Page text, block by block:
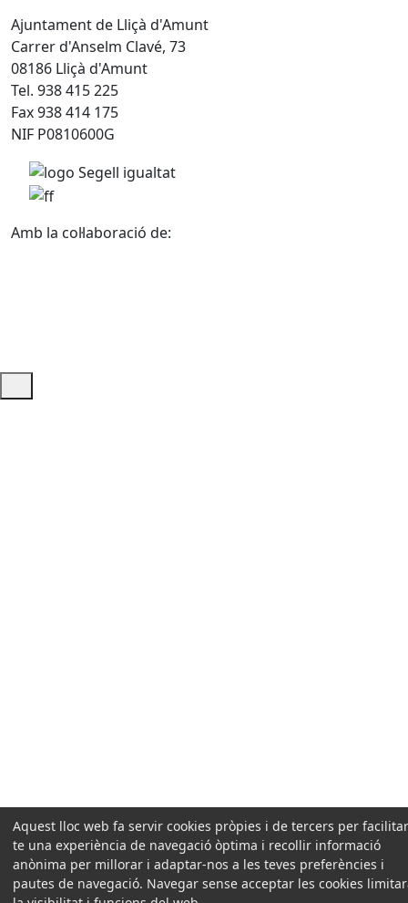
Ajuntament de Lliçà d'Amunt
Carrer d'Anselm Clavé, 73
08186 Lliçà d'Amunt
Tel. 938 415 225
Fax 938 414 175
NIF P0810600G
Amb la col·laboració de:
Aquest lloc web fa servir cookies pròpies i de tercers per
te una experiència de navegació òptima i recollir informació
anònima per millorar i adaptar-nos a les teves preferències i
pautes de navegació. Navegar sense acceptar les cookies